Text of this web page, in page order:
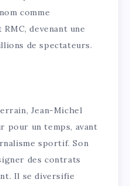
comme
devenant une
de spectateurs.
Jean-Michel
pour un temps, avant
sportif. Son
des contrats
Il se diversifie